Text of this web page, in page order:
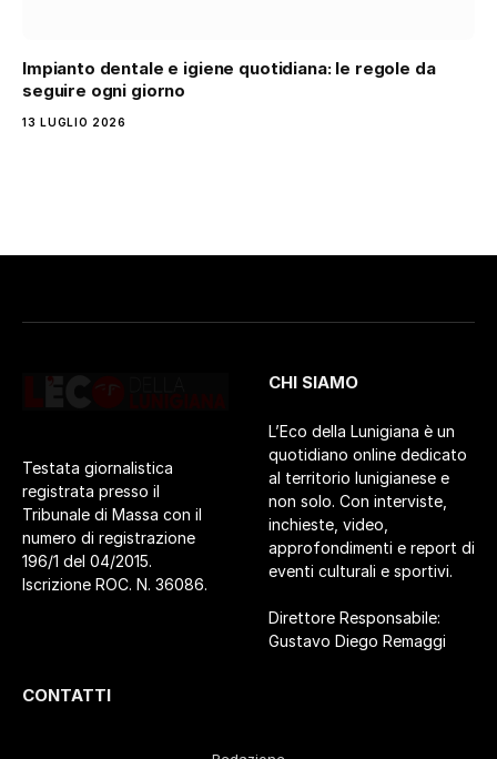
Impianto dentale e igiene quotidiana: le regole da
seguire ogni giorno
13 LUGLIO 2026
Testata giornalistica
registrata presso il
Tribunale di Massa con il
numero di registrazione
196/1 del 04/2015.
Iscrizione ROC. N. 36086.
CHI SIAMO
L’Eco della Lunigiana è un
quotidiano online dedicato
al territorio lunigianese e
non solo. Con interviste,
inchieste, video,
approfondimenti e report di
eventi culturali e sportivi.
Direttore Responsabile:
Gustavo Diego Remaggi
CONTATTI